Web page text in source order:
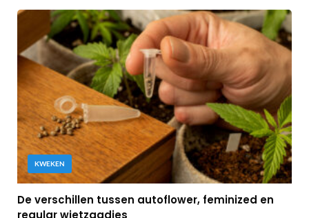
KWEKEN
De verschillen tussen autoflower, feminized en
regular wietzaadjes